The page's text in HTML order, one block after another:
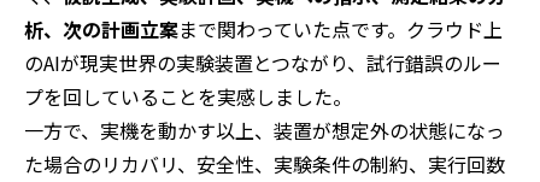
析、次の計画立案まで関わっていた点です。クラウド上
のAIが現実世界の実験装置とつながり、試行錯誤のルー
プを回していることを実感しました。
一方で、実機を動かす以上、装置が想定外の状態になっ
た場合のリカバリ、安全性、実験条件の制約、実行回数